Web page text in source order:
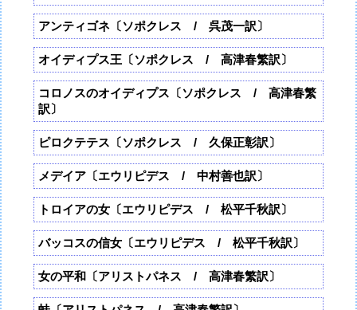
アンティゴネ〔ソポクレス / 呉茂一訳〕
オイディプス王〔ソポクレス / 高津春繁訳〕
コロノスのオイディプス〔ソポクレス / 高津春繁
訳〕
ピロクテテス〔ソポクレス / 久保正彰訳〕
メデイア〔エウリピデス / 中村善也訳〕
トロイアの女〔エウリピデス / 松平千秋訳〕
バッコスの信女〔エウリピデス / 松平千秋訳〕
女の平和〔アリストパネス / 高津春繁訳〕